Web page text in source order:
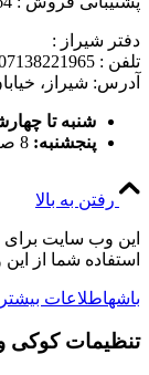
دفتر شیراز :
تلفن : 07138221965
آدرس: شیراز، خیابان
شنبه تا
پنجشنبه: 8 صبح الی 4 بعدازظهر
رفتن به بالا
این وب سایت برای
استفاده شما از
باشهاطلاعات بیشتر
تنظیمات